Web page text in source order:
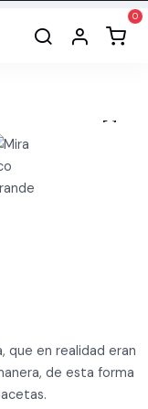
que en realidad eran
de esta forma